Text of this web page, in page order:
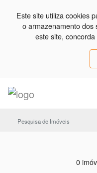
Este site utiliza cookies
o armazenamento dos
este site,
Pesquisa de Imóveis
0